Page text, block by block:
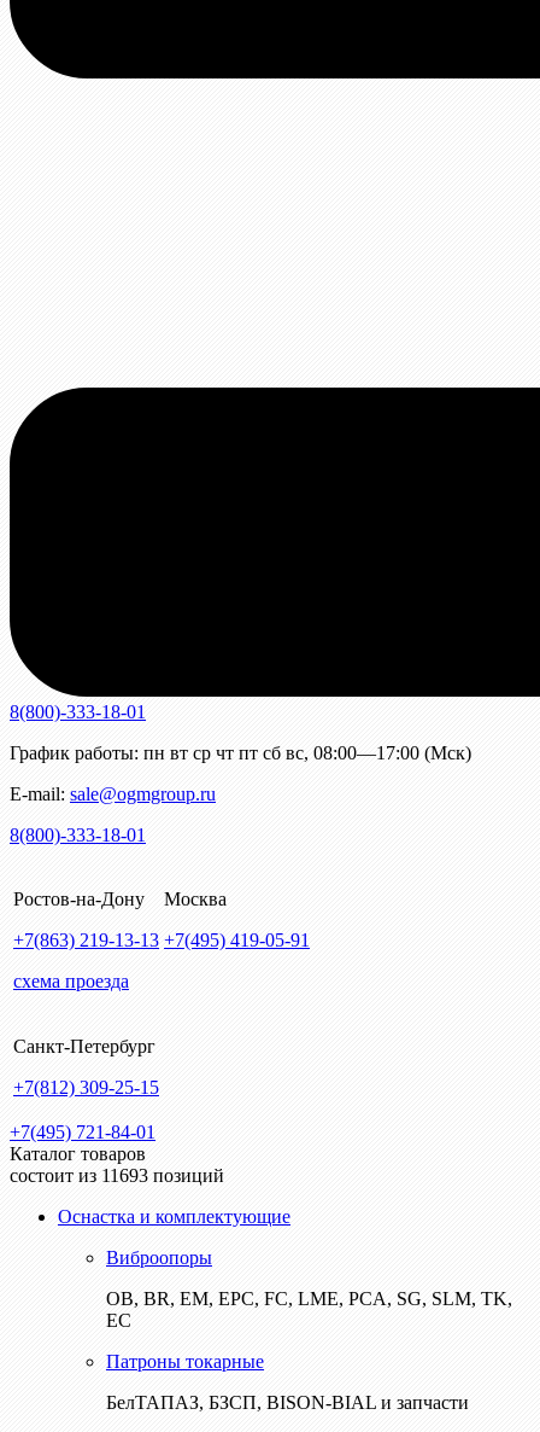
8(800)-333-18-01
График работы: пн вт ср чт пт сб вс, 08:00—17:00 (Мск)
E-mail: sale@ogmgroup.ru
8(800)-333-18-01
Ростов-на-Дону
+7(863) 219-13-13
схема проезда
Москва
+7(495) 419-05-91
Санкт-Петербург
+7(812) 309-25-15
+7(495) 721-84-01
Каталог товаров
состоит из 11693 позиций
Оснастка и комплектующие
Виброопоры
ОВ, BR, EM, EPC, FC, LME, PCA, SG, SLM, TK,
EC
Патроны токарные
БелТАПАЗ, БЗСП, BISON-BIAL и запчасти